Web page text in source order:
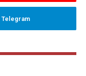
Telegram